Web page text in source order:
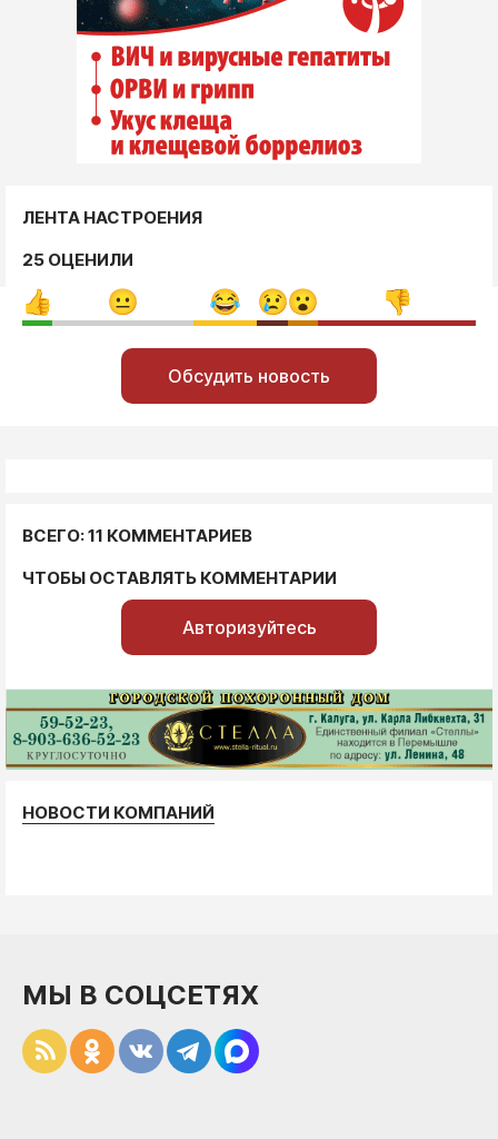
ЛЕНТА НАСТРОЕНИЯ
25 ОЦЕНИЛИ
Обсудить новость
ВСЕГО: 11 КОММЕНТАРИЕВ
ЧТОБЫ ОСТАВЛЯТЬ КОММЕНТАРИИ
Авторизуйтесь
НОВОСТИ КОМПАНИЙ
МЫ В СОЦСЕТЯХ